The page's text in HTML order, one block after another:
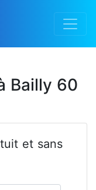
Bailly 60
et sans